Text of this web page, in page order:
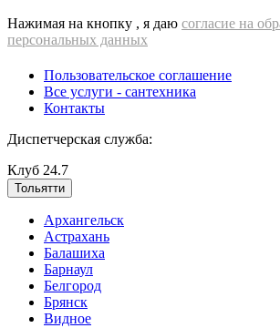
Нажимая на кнопку , я даю согласие на
персональных данных
Пользовательское соглашение
Все услуги - cантехника
Контакты
Диспетчерская служба:
Клуб 24.7
Тольятти
Архангельск
Астрахань
Балашиха
Барнаул
Белгород
Брянск
Видное